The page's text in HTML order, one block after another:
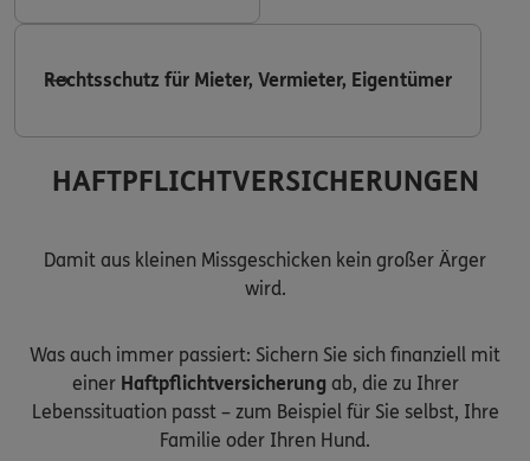
Rechtsschutz für Mieter, Vermieter, Eigentümer
HAFTPFLICHTVERSICHERUNGEN
Damit aus kleinen Missgeschicken kein großer Ärger
wird.
Was auch immer passiert: Sichern Sie sich finanziell mit
einer Haftpflichtversicherung ab, die zu Ihrer
Lebenssituation passt – zum Beispiel für Sie selbst, Ihre
Familie oder Ihren Hund.